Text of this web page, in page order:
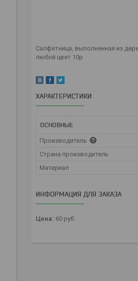
Салфетница, выполненная из
любой цвет 10р
ХАРАКТЕРИСТИКИ
ОСНОВНЫЕ
Производитель
Страна производитель
Материал
ИНФОРМАЦИЯ ДЛЯ ЗАКАЗА
Цена: 60 руб.